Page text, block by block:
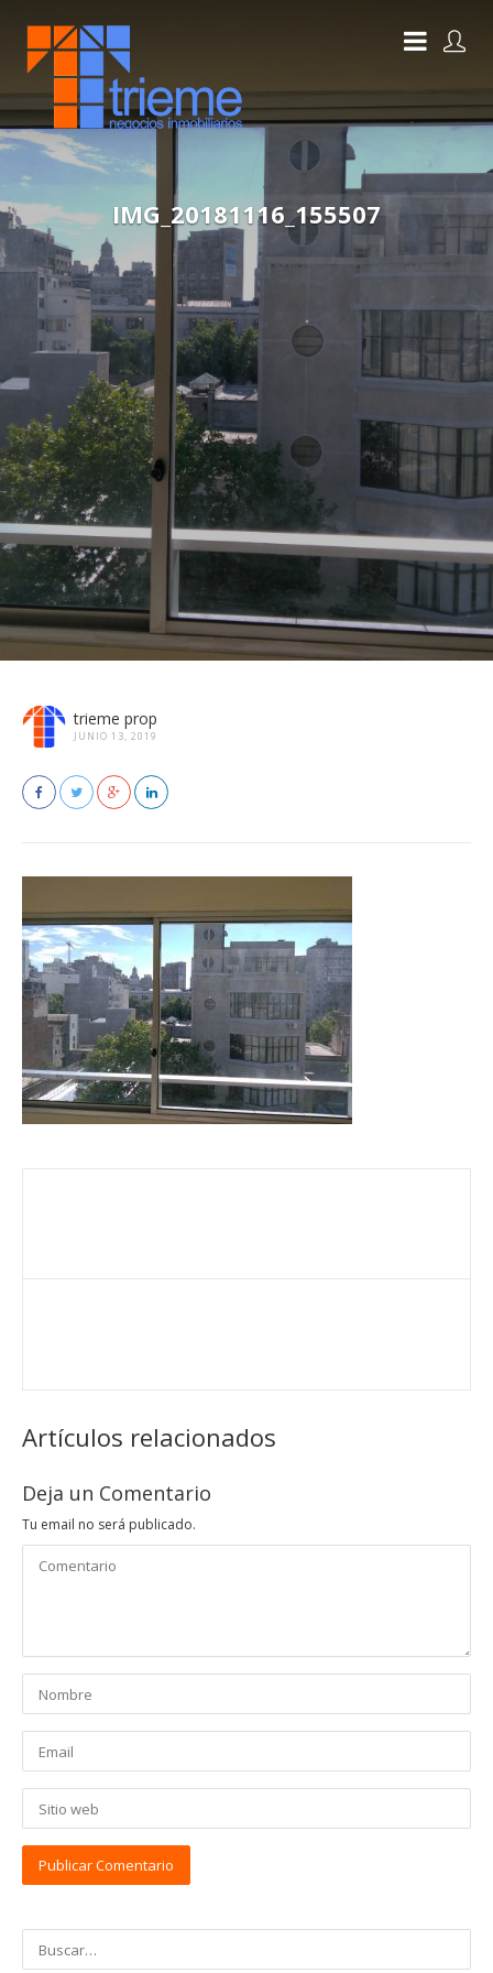
IMG_20181116_155507
trieme prop
JUNIO 13, 2019
Artículos relacionados
Deja un Comentario
Tu email no será publicado.